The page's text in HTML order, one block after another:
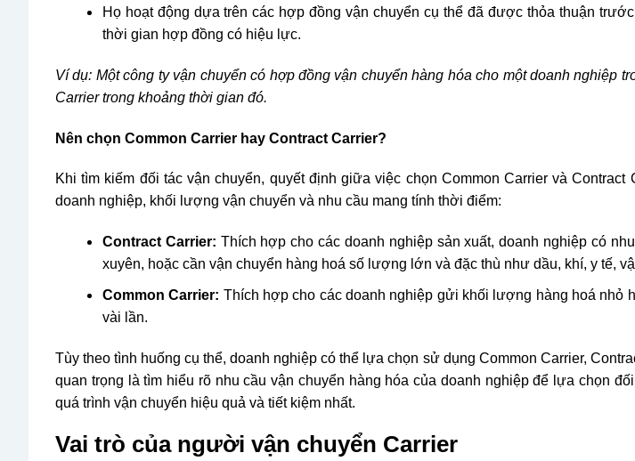
Họ hoạt động dựa trên các hợp đồng vận chuyển cụ thể đã được thỏa thuận
thời gian hợp đồng có hiệu lực.
Ví dụ: Một công ty vận chuyển có hợp đồng vận chuyển hàng hóa cho một doanh nghiệp
Carrier trong khoảng thời gian đó.
Nên chọn Common Carrier hay Contract Carrier?
Khi tìm kiếm đối tác vận chuyển, quyết định giữa việc chọn Common Carrier và Contract
doanh nghiệp, khối lượng vận chuyển và nhu cầu mang tính thời điểm:
Contract Carrier: Thích hợp cho các doanh nghiệp sản xuất, doanh nghiệp có
xuyên, hoặc cần vận chuyển hàng hoá số lượng lớn và đặc thù như dầu, khí, y tế,
Common Carrier: Thích hợp cho các doanh nghiệp gửi khối lượng hàng hoá nhỏ
vài lần.
Tùy theo tình huống cụ thể, doanh nghiệp có thể lựa chọn sử dụng Common Carrier,
quan trọng là tìm hiểu rõ nhu cầu vận chuyển hàng hóa của doanh nghiệp để lựa chọn
quá trình vận chuyển hiệu quả và tiết kiệm nhất.
Vai trò của người vận chuyển Carrier